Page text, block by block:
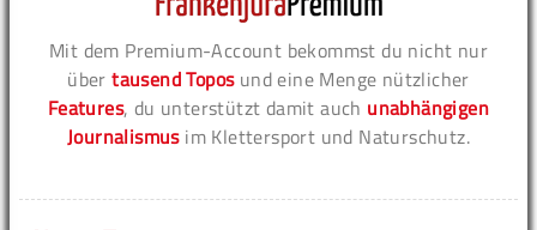
Mit dem Premium-Account bekommst du nicht nur
übertausend Toposund eine Menge nützlicher
Features, du unterstützt damit auch unabhängigen
Journalismusim Klettersport und Naturschutz.